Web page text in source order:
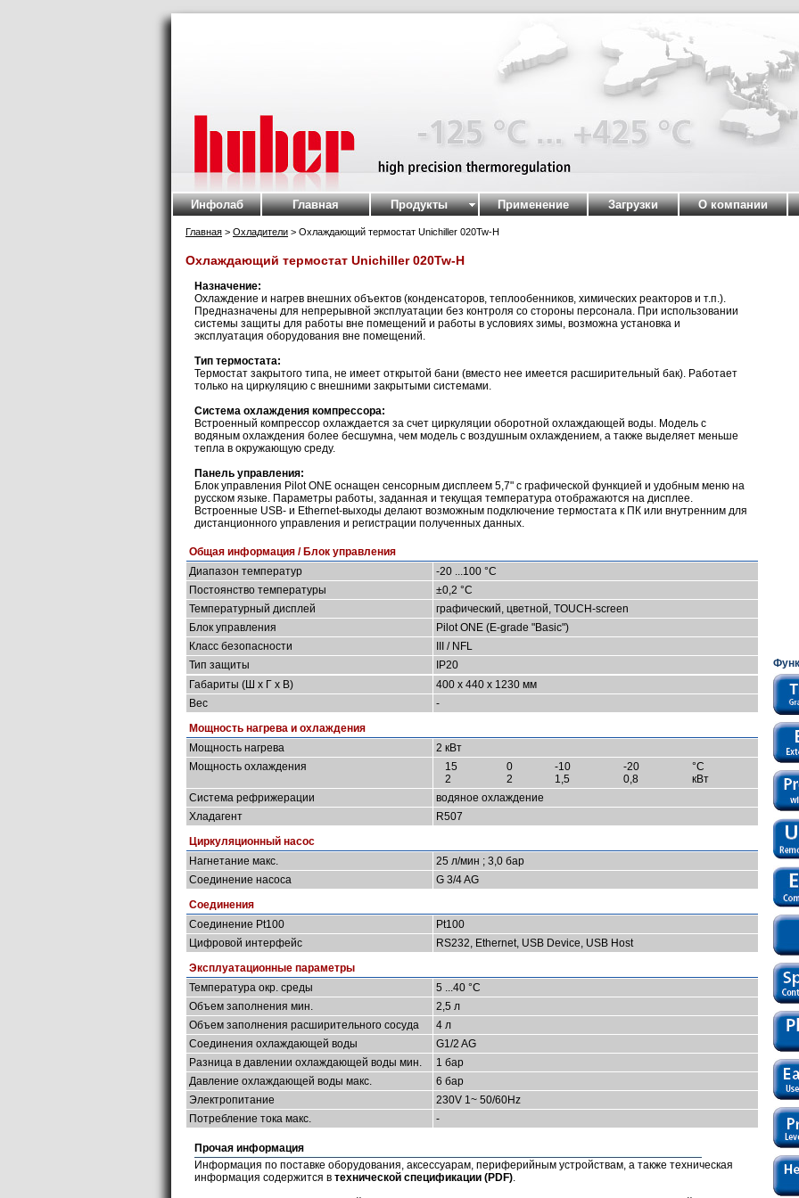
Инфолаб Главная Продукты Применение Загрузки О компании
Главная > Охладители > Охлаждающий термостат Unichiller 020Tw-H
Охлаждающий термостат Unichiller 020Tw-H
Назначение:
Охлаждение и нагрев внешних объектов (конденсаторов, теплообенников, химических реакторов и т.п.).
Предназначены для непрерывной эксплуатации без контроля со стороны персонала. При использовании
системы защиты для работы вне помещений и работы в условиях зимы, возможна установка и
эксплуатация оборудования вне помещений.
Тип термостата:
Термостат закрытого типа, не имеет открытой бани (вместо нее имеется расширительный бак). Работает
только на циркуляцию с внешними закрытыми системами.
Система охлаждения компрессора:
Встроенный компрессор охлаждается за счет циркуляции оборотной охлаждающей воды. Модель с
водяным охлаждения более бесшумна, чем модель с воздушным охлаждением, а также выделяет меньше
тепла в окружающую среду.
Панель управления:
Блок управления Pilot ONE оснащен сенсорным дисплеем 5,7" с графической функцией и удобным меню на
русском языке. Параметры работы, заданная и текущая температура отображаются на дисплее.
Встроенные USB- и Ethernet-выходы делают возможным подключение термостата к ПК или внутренним для
дистанционного управления и регистрации полученных данных.
Общая информация / Блок управления
Диапазон температур
-20 ...100 °C
Постоянство температуры
±0,2 °C
Температурный дисплей
графический, цветной, TOUCH-screen
Блок управления
Pilot ONE (E-grade "Basic")
Класс безопасности
III / NFL
Тип защиты
IP20
Габариты (Ш х Г х В)
400 x 440 x 1230 мм
Вес
-
Мощность нагрева и охлаждения
Мощность нагрева
2 кВт
Мощность охлаждения
15 0 -10 -20
°C
2
2 1,5 0,8
кВт
Система рефрижерации
водяное охлаждение
Хладагент
R507
Циркуляционный насос
Нагнетание макс.
25 л/мин ; 3,0 бар
Соединение насоса
G 3/4 AG
Соединения
Соединение Pt100
Pt100
Цифровой интерфейс
RS232, Ethernet, USB Device, USB Host
Эксплуатационные параметры
Температура окр. среды
5 ...40 °C
Объем заполнения мин.
2,5 л
Объем заполнения расширительного сосуда
4 л
Соединения охлаждающей воды
G1/2 AG
Разница в давлении охлаждающей воды мин.
1 бар
Давление охлаждающей воды макс.
6 бар
Электропитание
230V 1~ 50/60Hz
Потребление тока макс.
-
Прочая информация
Информация по поставке оборудования, аксессуарам, периферийным устройствам, а также техническая
информация содержится в технической спецификации (РDF).